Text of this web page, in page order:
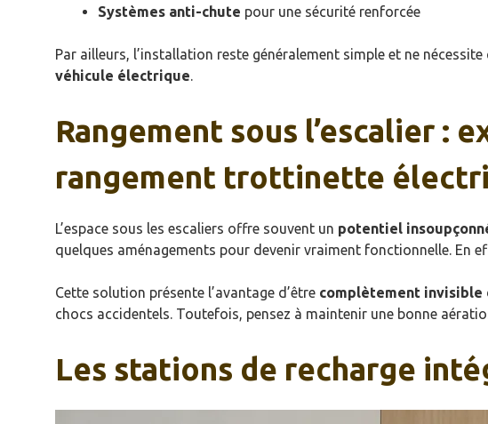
Systèmes anti-chute pour une sécurité renforcée
Par ailleurs, l’installation reste généralement simple et ne
véhicule électrique
Rangement sous l’escalier :
rangement trottinette
L’espace sous les escaliers offre souvent un potentiel
quelques aménagements pour devenir vraiment fonctionnelle. En
Cette solution présente l’avantage d’être complètement invisible
chocs accidentels. Toutefois, pensez à maintenir une bonne
Les stations de recharge